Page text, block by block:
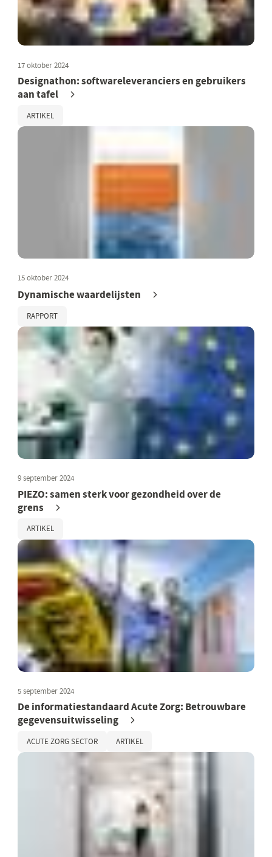
17 oktober 2024
Designathon: softwareleveranciers en gebruikers
aan tafel
ARTIKEL
15 oktober 2024
Dynamische waardelijsten
RAPPORT
9 september 2024
PIEZO: samen sterk voor gezondheid over de
grens
ARTIKEL
5 september 2024
De informatiestandaard Acute Zorg: Betrouwbare
gegevensuitwisseling
ACUTE ZORG SECTOR ARTIKEL